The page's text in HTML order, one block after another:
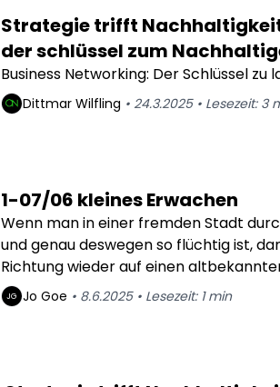
Strategie trifft
der schlüssel zum
Business Networking: Der Schlüssel zu
Dittmar Wilfling • 24.3.2025• Lesezeit: 3
1-07/06 kleines Erwachen
Wenn man in einer fremden Stadt
und genau deswegen so flüchtig ist,
Richtung wieder auf einen
Erwachen.
JG Jo Goe • 8.6.2025• Lesezeit: 1min